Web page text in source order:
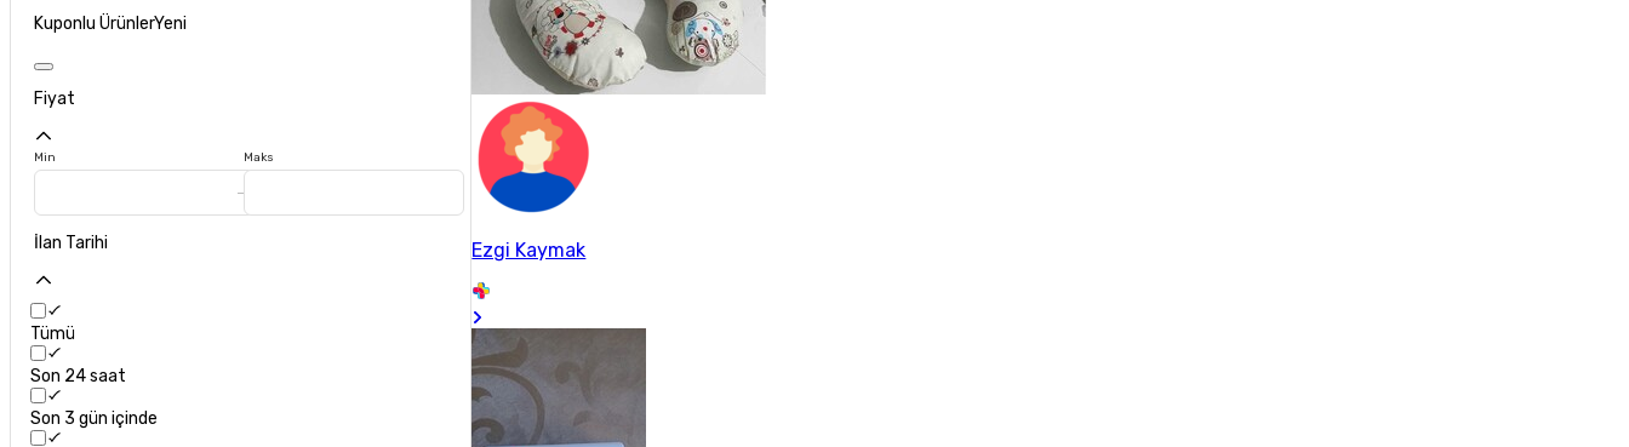
Kuponlu ÜrünlerYeni
Fiyat
Min Maks
İlan Tarihi
Tümü
Son 24 saat
Son 3 gün içinde
Ezgi Kaymak